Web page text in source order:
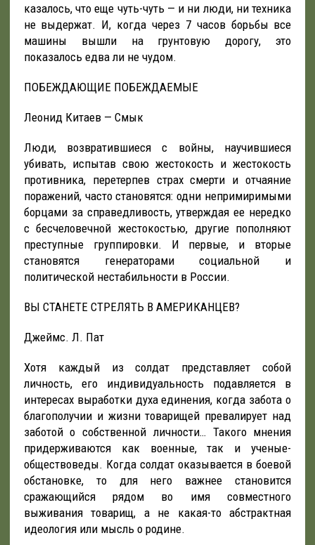
казалось, что еще чуть-чуть — и ни люди, ни техника
не выдержат. И, когда через 7 часов борьбы все
машины вышли на грунтовую дорогу, это
показалось едва ли не чудом.
ПОБЕЖДАЮЩИЕ ПОБЕЖДАЕМЫЕ
Леонид Китаев — Смык
Люди, возвратившиеся с войны, научившиеся
убивать, испытав свою жестокость и жестокость
противника, перетерпев страх смерти и отчаяние
поражений, часто становятся: одни непримиримыми
борцами за справедливость, утверждая ее нередко
с бесчеловечной жестокостью, другие пополняют
преступные группировки. И первые, и вторые
становятся генераторами социальной и
политической нестабильности в России.
ВЫ СТАНЕТЕ СТРЕЛЯТЬ В АМЕРИКАНЦЕВ?
Джеймс. Л. Пат
Хотя каждый из солдат представляет собой
личность, его индивидуальность подавляется в
интересах выработки духа единения, когда забота о
благополучии и жизни товарищей превалирует над
заботой о собственной личности… Такого мнения
придерживаются как военные, так и ученые-
обществоведы. Когда солдат оказывается в боевой
обстановке, то для него важнее становится
сражающийся рядом во имя совместного
выживания товарищ, а не какая-то абстрактная
идеология или мысль о родине.